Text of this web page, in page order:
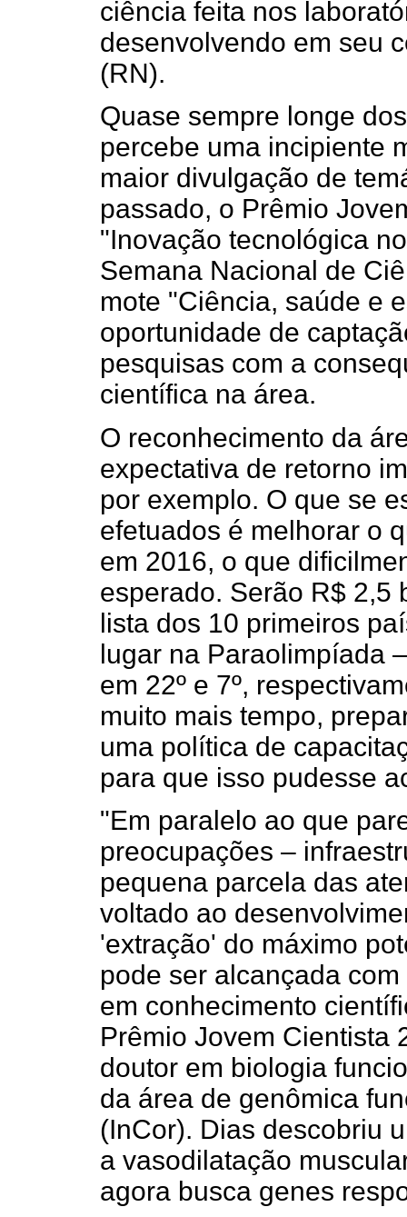
ciência feita nos
desenvolvendo em seu
(RN).
Quase sempre longe
percebe uma incipiente
maior divulgação de
passado, o Prêmio
"Inovação tecnológica
Semana Nacional de
mote "Ciência, saúde e
oportunidade de
pesquisas com a
científica na área.
O reconhecimento da
expectativa de retorno
por exemplo. O que se
efetuados é melhorar o
em 2016, o que
esperado. Serão R$ 2,5
lista dos 10 primeiros
lugar na Paraolimpíada
em 22º e 7º,
muito mais tempo,
uma política de
para que isso pudesse
"Em paralelo ao que
preocupações –
pequena parcela das
voltado ao
'extração' do máximo
pode ser alcançada
em conhecimento
Prêmio Jovem Cientista
doutor em biologia
da área de genômica
(InCor). Dias descobriu
a vasodilatação
agora busca genes